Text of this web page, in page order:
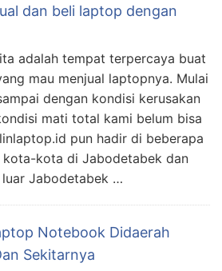
dan beli laptop dengan
adalah tempat terpercaya buat
mau menjual laptopnya. Mulai
dengan kondisi kerusakan
mati total kami belum bisa
pun hadir di beberapa
kota di Jabodetabek dan
Jabodetabek …
Notebook Didaerah
Sekitarnya